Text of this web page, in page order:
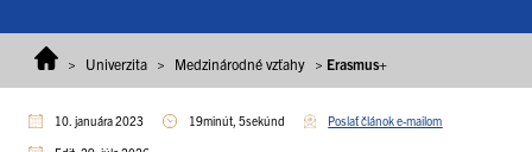
> Univerzita > Medzinárodné vzťahy > Erasmus+
10. januára 2023 19minút, 5sekúnd Poslať článok e-mailom